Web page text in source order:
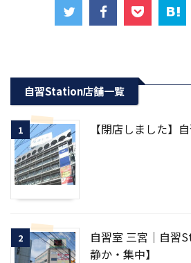
自習Station店舗一覧
1 【閉店しました】
2
自習室 三宮｜自習
静か・集中】